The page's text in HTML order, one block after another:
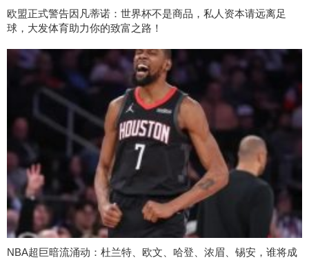
欧盟正式警告因凡蒂诺：世界杯不是商品，私人资本请远离足
球，大发体育助力你的致富之路！
NBA超巨暗流涌动：杜兰特、欧文、哈登、浓眉、锡安，谁将成